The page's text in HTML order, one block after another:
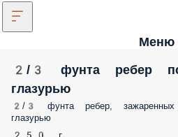
Меню
2/3 фунта ребер
глазурью
2/3 фунта ребер,
глазурью